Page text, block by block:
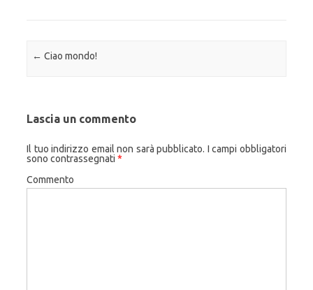
Navigazione articolo
← Ciao mondo!
Lascia un commento
Il tuo indirizzo email non sarà pubblicato. I campi obbligatori
sono contrassegnati *
Commento